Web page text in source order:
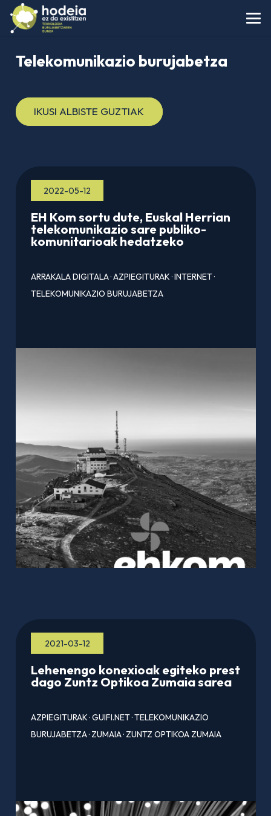
Telekomunikazio burujabetza
IKUSI ALBISTE GUZTIAK
2022-05-12
EH Kom sortu dute, Euskal Herrian
telekomunikazio sare publiko-
komunitarioak hedatzeko
ARRAKALA DIGITALA·AZPIEGITURAK·INTERNET·
TELEKOMUNIKAZIO BURUJABETZA
2021-03-12
Lehenengo konexioak egiteko prest
dago Zuntz Optikoa Zumaia sarea
AZPIEGITURAK·GUIFI.NET·TELEKOMUNIKAZIO
BURUJABETZA· ZUMAIA· ZUNTZ OPTIKOA ZUMAIA